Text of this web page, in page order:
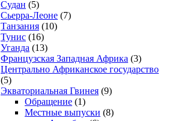
Судан (5)
Сьерра-Леоне (7)
Танзания (10)
Тунис (16)
Уганда (13)
Французская Западная Африка (3)
Центрально Африканское государство
(5)
Экваториальная Гвинея (9)
Обращение (1)
Местные выпуски (8)